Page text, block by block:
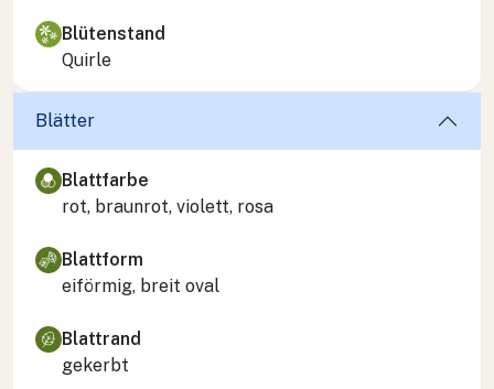
Blütenstand
Quirle
Blätter
Blattfarbe
rot, braunrot, violett, rosa
Blattform
eiförmig, breit oval
Blattrand
gekerbt